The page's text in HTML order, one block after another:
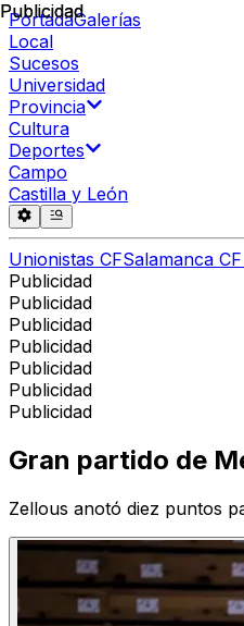
PortadaGalerías
Local
Sucesos
Universidad
Provincia
Cultura
Deportes
Campo
Castilla y León
Unionistas CFSalamanca
Publicidad
Publicidad
Publicidad
Publicidad
Publicidad
Publicidad
Publicidad
Publicidad
Gran partido de
Zellous anotó diez puntos
Publicidad